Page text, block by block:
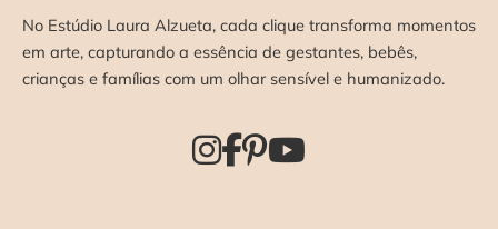
No Estúdio Laura Alzueta, cada clique transforma momentos
em arte, capturando a essência de gestantes, bebês,
crianças e famílias com um olhar sensível e humanizado.